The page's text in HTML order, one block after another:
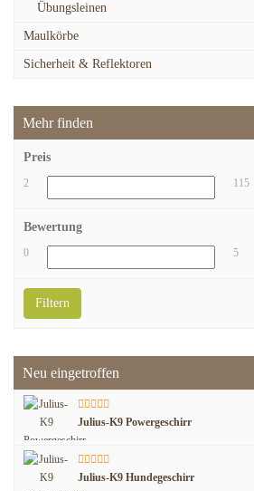
Übungsleinen
Maulkörbe
Sicherheit & Reflektoren
Mehr finden
Preis
2 115
Bewertung
0 5
Filtern
Neu eingetroffen
Julius-K9 Powergeschirr
Julius-K9 Hundegeschirr